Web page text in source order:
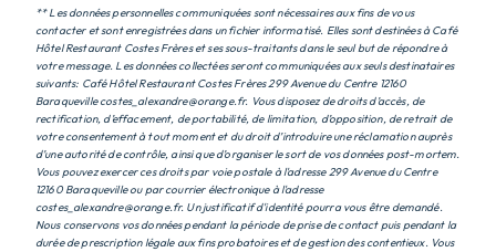
** Les données personnelles communiquées sont nécessaires aux fins de vous
contacter et sont enregistrées dans un fichier informatisé. Elles sont destinées à Café
Hôtel Restaurant Costes Frères et ses sous-traitants dans le seul but de répondre à
votre message. Les données collectées seront communiquées aux seuls destinataires
suivants: Café Hôtel Restaurant Costes Frères 299 Avenue du Centre 12160
Baraqueville costes_alexandre@orange.fr. Vous disposez de droits d’accès, de
rectification, d’effacement, de portabilité, de limitation, d’opposition, de retrait de
votre consentement à tout moment et du droit d’introduire une réclamation auprès
d’une autorité de contrôle, ainsi que d’organiser le sort de vos données post-mortem.
Vous pouvez exercer ces droits par voie postale à l'adresse 299 Avenue du Centre
12160 Baraqueville ou par courrier électronique à l'adresse
costes_alexandre@orange.fr. Un justificatif d'identité pourra vous être demandé.
Nous conservons vos données pendant la période de prise de contact puis pendant la
durée de prescription légale aux fins probatoires et de gestion des contentieux. Vous